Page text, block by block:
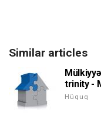
Similar articles
trinity -
Hüquq